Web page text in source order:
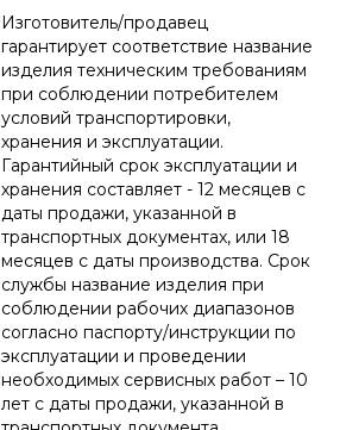
Изготовитель/продавец
гарантирует соответствие название
изделия техническим требованиям
при соблюдении потребителем
условий транспортировки,
хранения и эксплуатации.
Гарантийный срок эксплуатации и
хранения составляет - 12 месяцев с
даты продажи, указанной в
транспортных документах, или 18
месяцев с даты производства. Срок
службы название изделия при
соблюдении рабочих диапазонов
согласно паспорту/инструкции по
эксплуатации и проведении
необходимых сервисных работ – 10
лет с даты продажи, указанной в